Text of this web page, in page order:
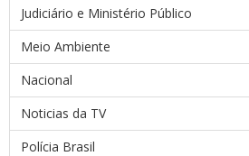
Judiciário e Ministério Público
Meio Ambiente
Nacional
Noticias da TV
Polícia Brasil